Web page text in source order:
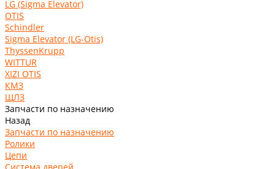
LG (Sigma Elevator)
OTIS
Schindler
Sigma Elevator (LG-Otis)
ThyssenKrupp
WITTUR
XIZI OTIS
КМЗ
ЩЛЗ
Запчасти по назначению
Назад
Запчасти по назначению
Ролики
Цепи